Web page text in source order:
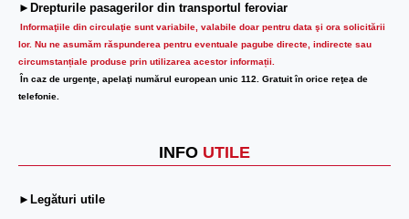
►Drepturile pasagerilor din transportul feroviar
Informaţiile din circulaţie sunt variabile, valabile doar pentru data şi ora solicitării
lor. Nu ne asumăm răspunderea pentru eventuale pagube directe, indirecte sau
circumstanțiale produse prin utilizarea acestor informații.
În caz de urgenţe, apelaţi numărul european unic 112. Gratuit în orice reţea de
telefonie.
INFO UTILE
►Legături utile